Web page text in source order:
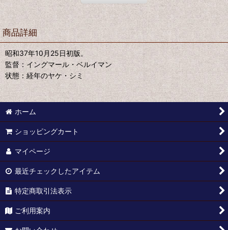
商品詳細
昭和37年10月25日初版。
監督：イングマール・ベルイマン
状態：経年のヤケ・シミ
ホーム
ショッピングカート
マイページ
最近チェックしたアイテム
特定商取引法表示
ご利用案内